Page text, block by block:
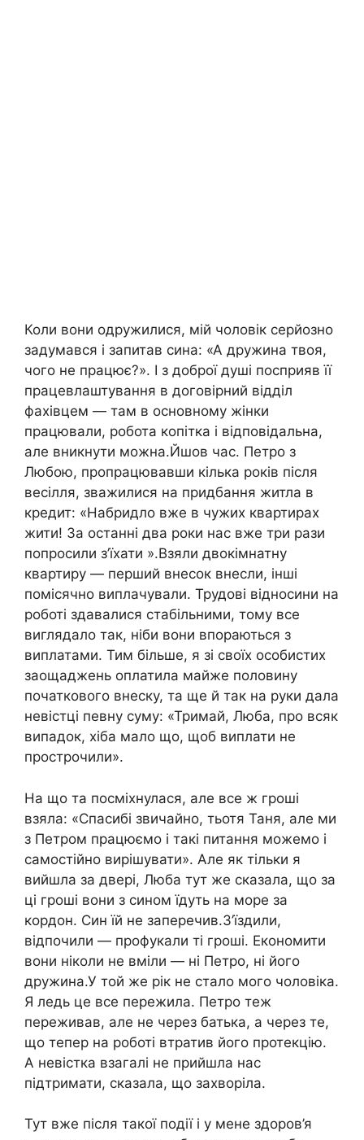
Коли вони одружилися, мій чоловік серйозно
задумався і запитав сина: «А дружина твоя,
чого не працює?». І з доброї душі посприяв її
працевлаштування в договірний відділ
фахівцем — там в основному жінки
працювали, робота копітка і відповідальна,
але вникнути можна.Йшов час. Петро з
Любою, пропрацювавши кілька років після
весілля, зважилися на придбання житла в
кредит: «Набридло вже в чужих квартирах
жити! За останні два роки нас вже три рази
попросили з’їхати ».Взяли двокімнатну
квартиру — перший внесок внесли, інші
помісячно виплачували. Трудові відносини на
роботі здавалися стабільними, тому все
виглядало так, ніби вони впораються з
виплатами. Тим більше, я зі своїх особистих
заощаджень оплатила майже половину
початкового внеску, та ще й так на руки дала
невістці певну суму: «Тримай, Люба, про всяк
випадок, хіба мало що, щоб виплати не
прострочили».
На що та посміхнулася, але все ж гроші
взяла: «Спасибі звичайно, тьотя Таня, але ми
з Петром працюємо і такі питання можемо і
самостійно вирішувати». Але як тільки я
вийшла за двері, Люба тут же сказала, що за
ці гроші вони з сином їдуть на море за
кордон. Син їй не заперечив.З’їздили,
відпочили — профукали ті гроші. Економити
вони ніколи не вміли — ні Петро, ні його
дружина.У той же рік не стало мого чоловіка.
Я ледь це все пережила. Петро теж
переживав, але не через батька, а через те,
що тепер на роботі втратив його протекцію.
А невістка взагалі не прийшла нас
підтримати, сказала, що захворіла.
Тут вже після такої події і у мене здоров’я